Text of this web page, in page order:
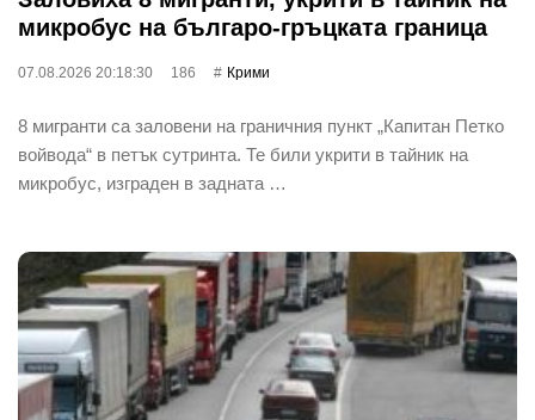
микробус на българо-гръцката граница
07.08.2026 20:18:30 186 Крими
8 мигранти са заловени на граничния пункт „Капитан Петко
войвода“ в петък сутринта. Те били укрити в тайник на
микробус, изграден в задната …